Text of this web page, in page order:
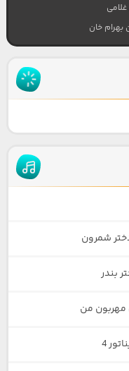
غلامی
بهرام خان
شمرون
بندر
مهربون من
4